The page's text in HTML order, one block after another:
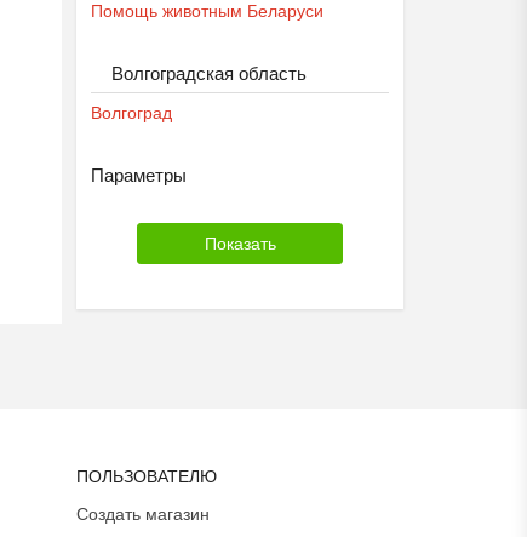
Помощь животным Беларуси
Волгоградская область
Волгоград
Параметры
ПОЛЬЗОВАТЕЛЮ
Создать магазин